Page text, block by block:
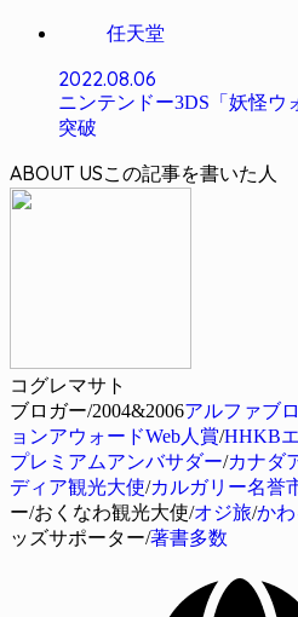
任天堂
2022.08.06
ニンテンドー3DS「妖怪ウ
突破
ABOUT US
コグレマサト
ブロガー/2004&2006アルファブ
ョンアウォードWeb人賞/HHKB
プレミアムアンバサダー/カナダ
ディア観光大使/カルガリー名誉
ー/おくなわ観光大使/オジ旅/か
ッズサポーター/著書多数